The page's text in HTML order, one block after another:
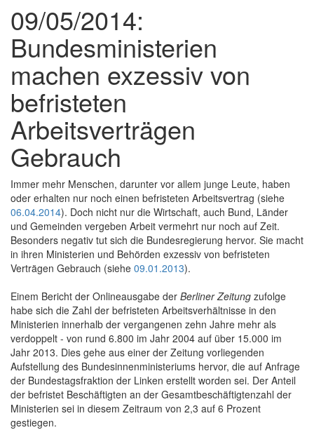
09/05/2014:
Bundesministerien
machen exzessiv von
befristeten
Arbeitsverträgen
Gebrauch
Immer mehr Menschen, darunter vor allem junge Leute, haben
oder erhalten nur noch einen befristeten Arbeitsvertrag (siehe
06.04.2014). Doch nicht nur die Wirtschaft, auch Bund, Länder
und Gemeinden vergeben Arbeit vermehrt nur noch auf Zeit.
Besonders negativ tut sich die Bundesregierung hervor. Sie macht
in ihren Ministerien und Behörden exzessiv von befristeten
Verträgen Gebrauch (siehe 09.01.2013).
Einem Bericht der Onlineausgabe der Berliner Zeitung zufolge
habe sich die Zahl der befristeten Arbeitsverhältnisse in den
Ministerien innerhalb der vergangenen zehn Jahre mehr als
verdoppelt - von rund 6.800 im Jahr 2004 auf über 15.000 im
Jahr 2013. Dies gehe aus einer der Zeitung vorliegenden
Aufstellung des Bundesinnenministeriums hervor, die auf Anfrage
der Bundestagsfraktion der Linken erstellt worden sei. Der Anteil
der befristet Beschäftigten an der Gesamtbeschäftigtenzahl der
Ministerien sei in diesem Zeitraum von 2,3 auf 6 Prozent
gestiegen.